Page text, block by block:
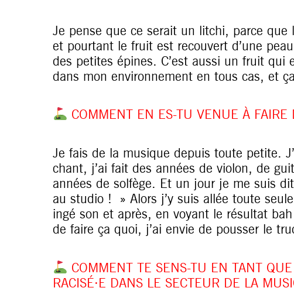
Je pense que ce serait un litchi, parce que
et pourtant le fruit est recouvert d’une
des petites épines. C’est aussi un fruit qui
dans mon environnement en tous cas, et
COMMENT EN ES-TU VENUE À FAIRE
Je fais de la musique depuis toute petite.
chant, j’ai fait des années de violon, de
années de solfège. Et un jour je me suis
au studio ! » Alors j’y suis allée toute
ingé son et après, en voyant le résultat
de faire ça quoi, j’ai envie de pousser le
COMMENT TE SENS-TU EN TANT
RACISÉ·E DANS LE SECTEUR DE LA